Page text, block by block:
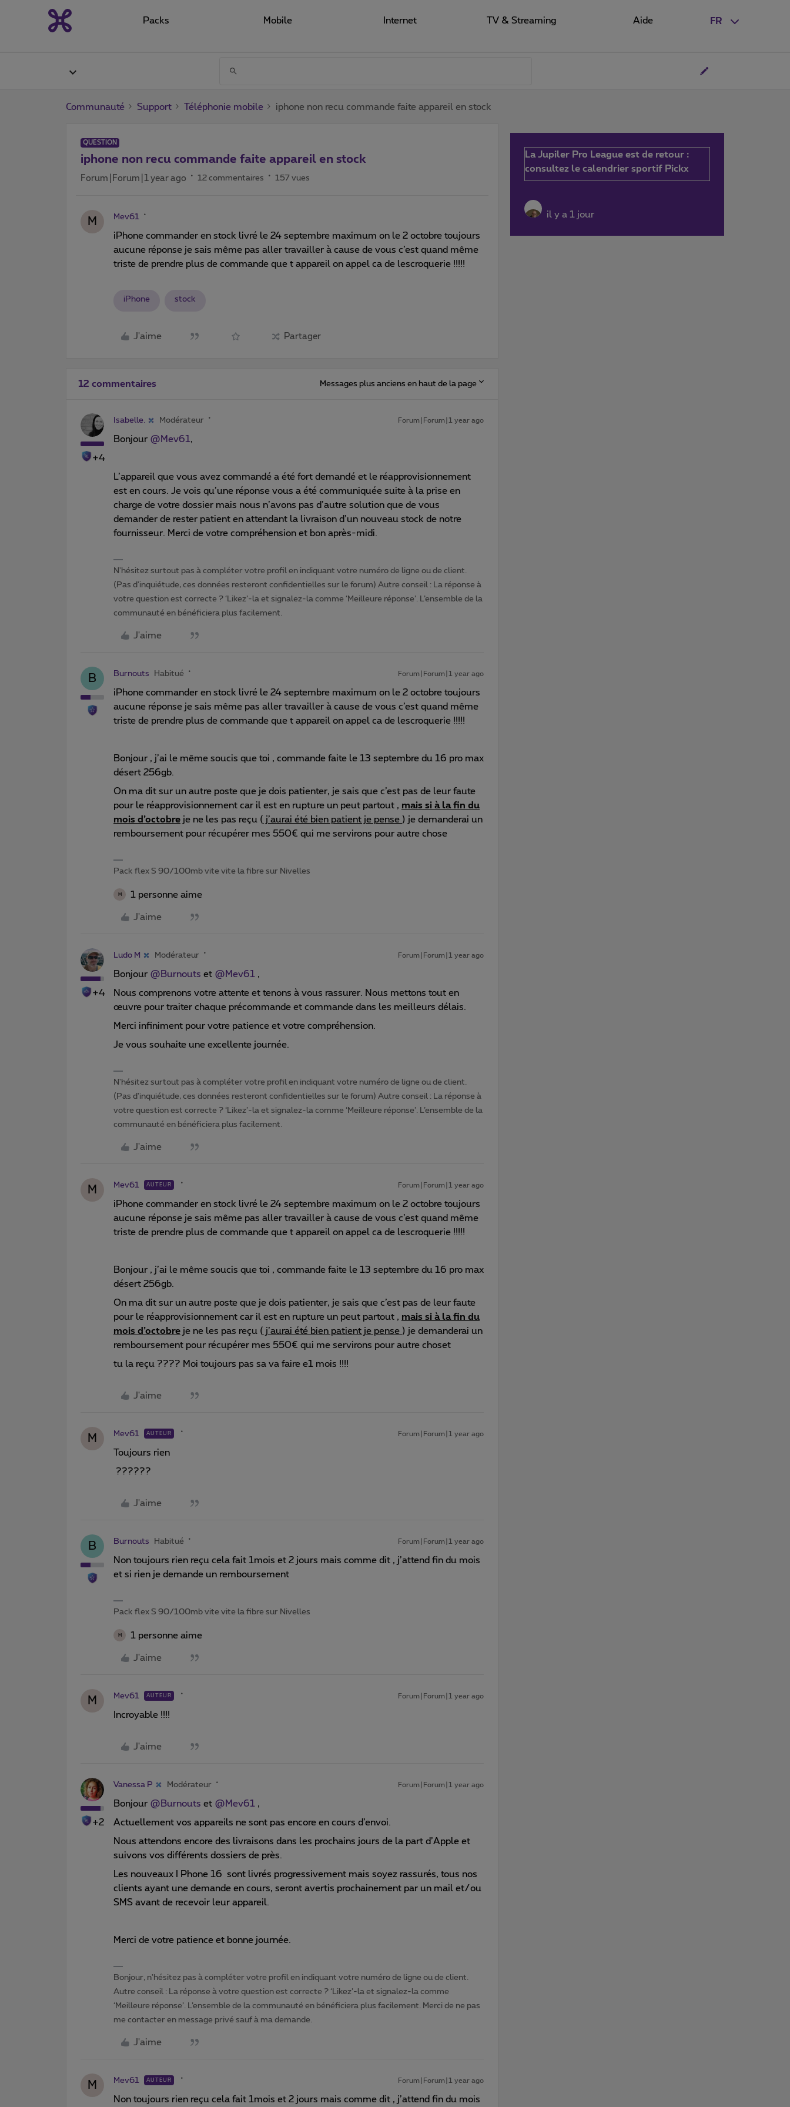
FR
Packs Mobile Internet TV & Streaming Aide
Communauté Support Téléphonie mobile iphone non recu commande faite appareil en stock
QUESTION
iphone non recu commande faite appareil en stock
Forum|Forum|1 year ago 12 commentaires 157 vues
M Mev61
iPhone commander en stock livré le 24 septembre maximum on le 2 octobre toujours
aucune réponse je sais même pas aller travailler à cause de vous c’est quand même
triste de prendre plus de commande que t appareil on appel ca de lescroquerie !!!!!
iPhone stock
J'aime Partager
12 commentaires Messages plus anciens en haut de la page
+4
Isabelle. Modérateur Forum|Forum|1 year ago
Bonjour @Mev61,
L’appareil que vous avez commandé a été fort demandé et le réapprovisionnement
est en cours. Je vois qu’une réponse vous a été communiquée suite à la prise en
charge de votre dossier mais nous n’avons pas d’autre solution que de vous
demander de rester patient en attendant la livraison d’un nouveau stock de notre
fournisseur. Merci de votre compréhension et bon après-midi.
N'hésitez surtout pas à compléter votre profil en indiquant votre numéro de ligne ou de client.
(Pas d'inquiétude, ces données resteront confidentielles sur le forum) Autre conseil : La réponse à
votre question est correcte ? ‘Likez’-la et signalez-la comme ‘Meilleure réponse’. L’ensemble de la
communauté en bénéficiera plus facilement.
J'aime
B Burnouts Habitué Forum|Forum|1 year ago
iPhone commander en stock livré le 24 septembre maximum on le 2 octobre toujours
aucune réponse je sais même pas aller travailler à cause de vous c’est quand même
triste de prendre plus de commande que t appareil on appel ca de lescroquerie !!!!!
Bonjour , j’ai le même soucis que toi , commande faite le 13 septembre du 16 pro max
désert 256gb.
On ma dit sur un autre poste que je dois patienter, je sais que c’est pas de leur faute
pour le réapprovisionnement car il est en rupture un peut partout , mais si à la fin du
mois d’octobre je ne les pas reçu ( j’aurai été bien patient je pense ) je demanderai un
remboursement pour récupérer mes 550€ qui me servirons pour autre chose
Pack flex S 90/100mb vite vite la fibre sur Nivelles
M 1 personne aime
J'aime
+4
Ludo M Modérateur Forum|Forum|1 year ago
Bonjour @Burnouts et @Mev61 ,
Nous comprenons votre attente et tenons à vous rassurer. Nous mettons tout en
œuvre pour traiter chaque précommande et commande dans les meilleurs délais.
Merci infiniment pour votre patience et votre compréhension.
Je vous souhaite une excellente journée.
N'hésitez surtout pas à compléter votre profil en indiquant votre numéro de ligne ou de client.
(Pas d'inquiétude, ces données resteront confidentielles sur le forum) Autre conseil : La réponse à
votre question est correcte ? ‘Likez’-la et signalez-la comme ‘Meilleure réponse’. L’ensemble de la
communauté en bénéficiera plus facilement.
J'aime
M Mev61 AUTEUR Forum|Forum|1 year ago
iPhone commander en stock livré le 24 septembre maximum on le 2 octobre toujours
aucune réponse je sais même pas aller travailler à cause de vous c’est quand même
triste de prendre plus de commande que t appareil on appel ca de lescroquerie !!!!!
Bonjour , j’ai le même soucis que toi , commande faite le 13 septembre du 16 pro max
désert 256gb.
On ma dit sur un autre poste que je dois patienter, je sais que c’est pas de leur faute
pour le réapprovisionnement car il est en rupture un peut partout , mais si à la fin du
mois d’octobre je ne les pas reçu ( j’aurai été bien patient je pense ) je demanderai un
remboursement pour récupérer mes 550€ qui me servirons pour autre choset
tu la reçu ???? Moi toujours pas sa va faire e1 mois !!!!
J'aime
M Mev61 AUTEUR Forum|Forum|1 year ago
Toujours rien
??????
J'aime
B Burnouts Habitué Forum|Forum|1 year ago
Non toujours rien reçu cela fait 1mois et 2 jours mais comme dit , j’attend fin du mois
et si rien je demande un remboursement
Pack flex S 90/100mb vite vite la fibre sur Nivelles
M 1 personne aime
J'aime
M Mev61 AUTEUR Forum|Forum|1 year ago
Incroyable !!!!
J'aime
+2
Vanessa P Modérateur Forum|Forum|1 year ago
Bonjour @Burnouts et @Mev61 ,
Actuellement vos appareils ne sont pas encore en cours d’envoi.
Nous attendons encore des livraisons dans les prochains jours de la part d’Apple et
suivons vos différents dossiers de près.
Les nouveaux I Phone 16 sont livrés progressivement mais soyez rassurés, tous nos
clients ayant une demande en cours, seront avertis prochainement par un mail et/ou
SMS avant de recevoir leur appareil.
Merci de votre patience et bonne journée.
Bonjour, n'hésitez pas à compléter votre profil en indiquant votre numéro de ligne ou de client.
Autre conseil : La réponse à votre question est correcte ? ‘Likez’-la et signalez-la comme
‘Meilleure réponse’. L’ensemble de la communauté en bénéficiera plus facilement. Merci de ne pas
me contacter en message privé sauf à ma demande.
J'aime
M Mev61 AUTEUR Forum|Forum|1 year ago
Non toujours rien reçu cela fait 1mois et 2 jours mais comme dit , j’attend fin du mois
La Jupiler Pro League est de retour :
consultez le calendrier sportif Pickx
il y a 1 jour